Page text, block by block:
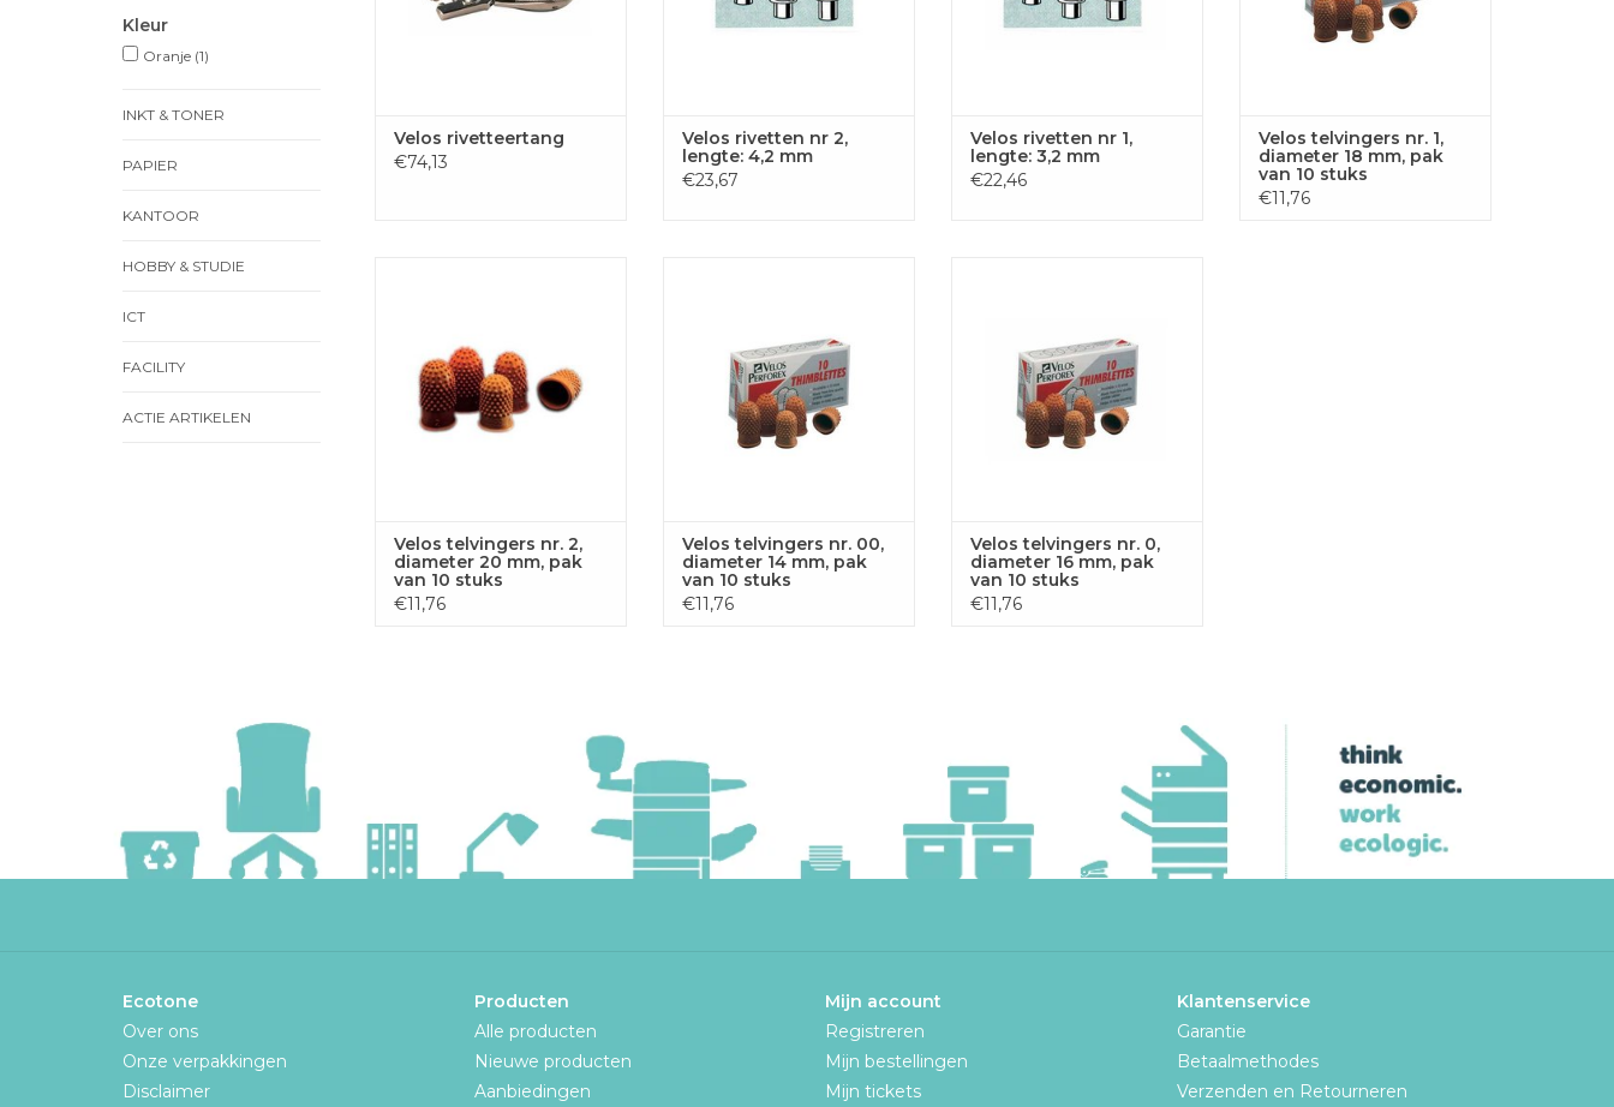
Kleur
Oranje (1)
INKT & TONER
PAPIER
KANTOOR
HOBBY & STUDIE
ICT
FACILITY
ACTIE ARTIKELEN
Velos rivetteertang
€74,13
Velos rivetten nr 2,
lengte: 4,2 mm
€23,67
Velos rivetten nr 1,
lengte: 3,2 mm
€22,46
Velos telvingers nr. 1,
diameter 18 mm, pak
van 10 stuks
€11,76
WINKELWAGEN
Velos telvingers nr. 2,
diameter 20 mm, pak
van 10 stuks
€11,76
TOEVOEGEN AAN
WINKELWAGEN
Velos telvingers nr. 00,
diameter 14 mm, pak
van 10 stuks
€11,76
TOEVOEGEN AAN
WINKELWAGEN
Velos telvingers nr. 0,
diameter 16 mm, pak
van 10 stuks
€11,76
Ecotone
Over ons
Onze verpakkingen
Disclaimer
Producten
Alle producten
Nieuwe producten
Aanbiedingen
Mijn account
Registreren
Mijn bestellingen
Mijn tickets
Klantenservice
Garantie
Betaalmethodes
Verzenden en Retourneren